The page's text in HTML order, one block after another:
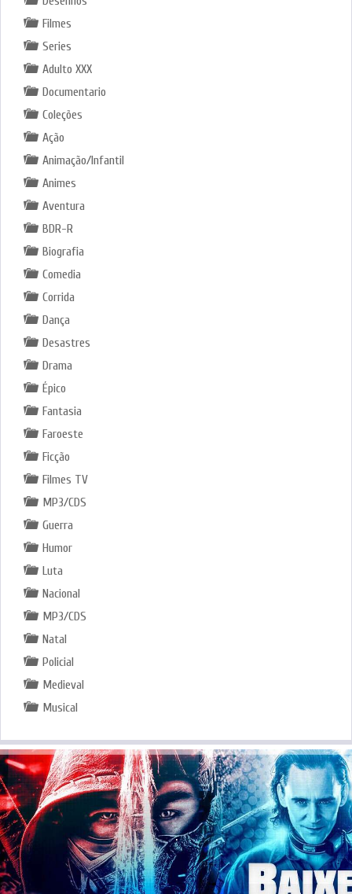
Filmes
Series
Adulto XXX
Documentario
Coleções
Ação
Animação/Infantil
Animes
Aventura
BDR-R
Biografia
Comedia
Corrida
Dança
Desastres
Drama
Épico
Fantasia
Faroeste
Ficção
Filmes TV
MP3/CDS
Guerra
Humor
Luta
Nacional
MP3/CDS
Natal
Policial
Medieval
Musical
.